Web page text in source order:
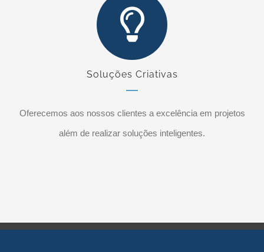
Soluções Criativas
Oferecemos aos nossos clientes a excelência em projetos
além de realizar soluções inteligentes.